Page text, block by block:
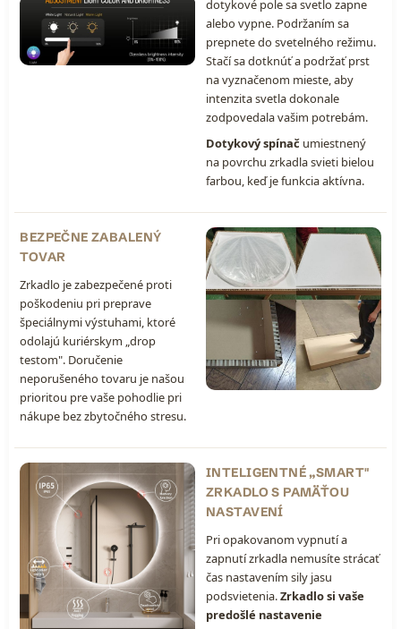
dotykové pole sa svetlo zapne
alebo vypne. Podržaním sa
prepnete do svetelného režimu.
Stačí sa dotknúť a podržať prst
na vyznačenom mieste, aby
intenzita svetla dokonale
zodpovedala vašim potrebám.
Dotykový spínač umiestnený
na povrchu zrkadla svieti bielou
farbou, keď je funkcia aktívna.
BEZPEČNE ZABALENÝ
TOVAR
Zrkadlo je zabezpečené proti
poškodeniu pri preprave
špeciálnymi výstuhami, ktoré
odolajú kuriérskym „drop
testom". Doručenie
neporušeného tovaru je našou
prioritou pre vaše pohodlie pri
nákupe bez zbytočného stresu.
INTELIGENTNÉ „SMART"
ZRKADLO S PAMÄŤOU
NASTAVENÍ
Pri opakovanom vypnutí a
zapnutí zrkadla nemusíte strácať
čas nastavením sily jasu
podsvietenia.Zrkadlo si vaše
predošlé nastavenie